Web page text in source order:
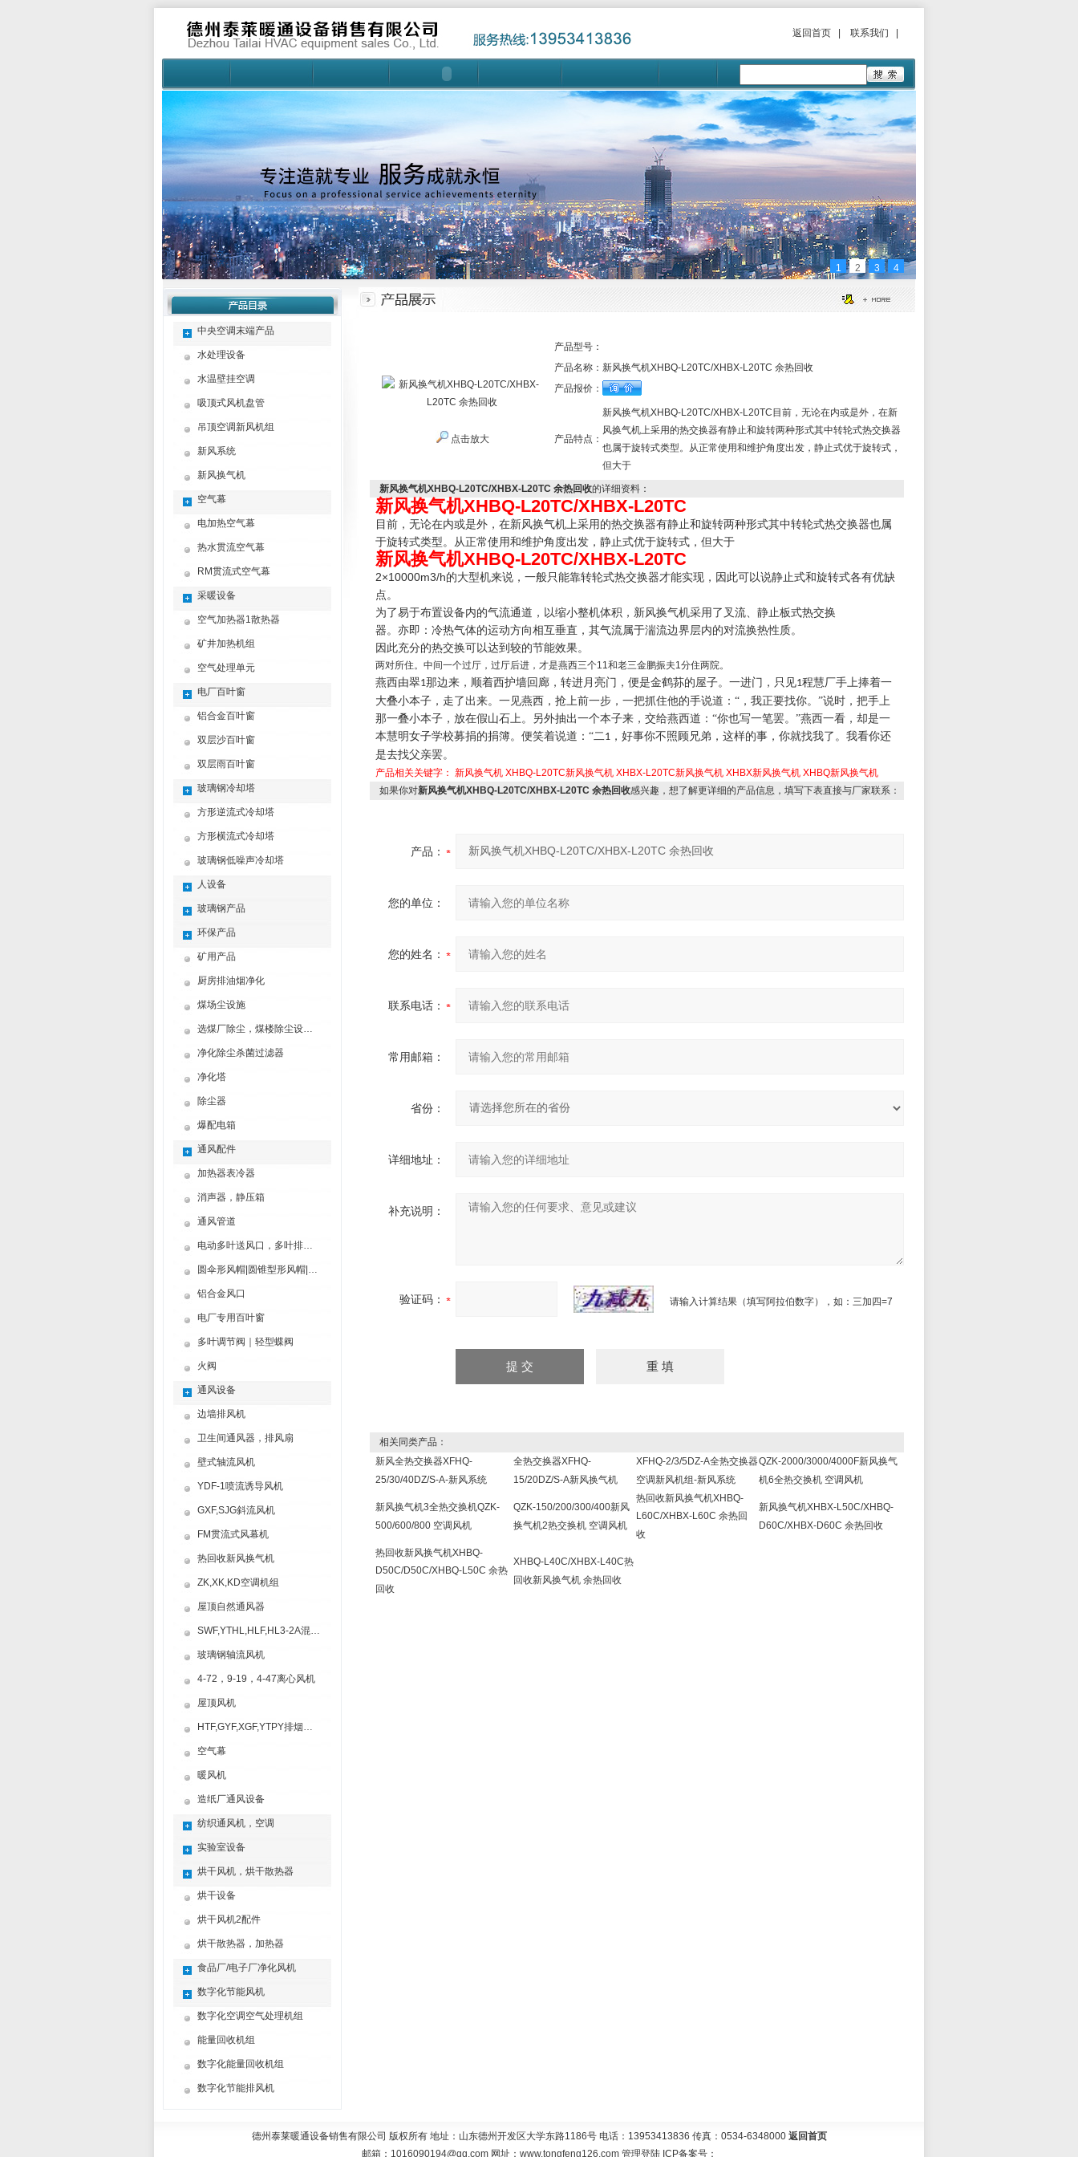
返回首页| 联系我们
1 2 3 4
中央空调末端产品
水处理设备
水温壁挂空调
吸顶式风机盘管
吊顶空调新风机组
新风系统
新风换气机
空气幕
电加热空气幕
热水贯流空气幕
RM贯流式空气幕
采暖设备
空气加热器1散热器
矿井加热机组
空气处理单元
电厂百叶窗
铝合金百叶窗
双层沙百叶窗
双层雨百叶窗
玻璃钢冷却塔
方形逆流式冷却塔
方形横流式冷却塔
玻璃钢低噪声冷却塔
人设备
玻璃钢产品
环保产品
矿用产品
厨房排油烟净化
煤场尘设施
选煤厂除尘，煤楼除尘设计制造方案
净化除尘杀菌过滤器
净化塔
除尘器
爆配电箱
通风配件
加热器表冷器
消声器，静压箱
通风管道
电动多叶送风口，多叶排烟口
圆伞形风帽|圆锥型形风帽|筒形风帽
铝合金风口
电厂专用百叶窗
多叶调节阀｜轻型蝶阀
火阀
通风设备
边墙排风机
卫生间通风器，排风扇
壁式轴流风机
YDF-1喷流诱导风机
GXF,SJG斜流风机
FM贯流式风幕机
热回收新风换气机
ZK,XK,KD空调机组
屋顶自然通风器
SWF,YTHL,HLF,HL3-2A混流风机
玻璃钢轴流风机
4-72，9-19，4-47离心风机
屋顶风机
HTF,GYF,XGF,YTPY排烟风机
空气幕
暖风机
造纸厂通风设备
纺织通风机，空调
实验室设备
烘干风机，烘干散热器
烘干设备
烘干风机2配件
烘干散热器，加热器
食品厂/电子厂净化风机
数字化节能风机
数字化空调空气处理机组
能量回收机组
数字化能量回收机组
数字化节能排风机
点击放大
产品型号：
产品名称： 新风换气机XHBQ-L20TC/XHBX-L20TC 余热回收
产品报价：
产品特点：
新风换气机XHBQ-L20TC/XHBX-L20TC目前，无论在内或是外，在新
风换气机上采用的热交换器有静止和旋转两种形式其中转轮式热交换器
也属于旋转式类型。从正常使用和维护角度出发，静止式优于旋转式，
但大于
新风换气机XHBQ-L20TC/XHBX-L20TC 余热回收的详细资料：
新风换气机XHBQ-L20TC/XHBX-L20TC
目前，无论在内或是外，在新风换气机上采用的热交换器有静止和旋转两种形式其中转轮式热交换器也属
于旋转式类型。从正常使用和维护角度出发，静止式优于旋转式，但大于
新风换气机XHBQ-L20TC/XHBX-L20TC
2×10000m3/h的大型机来说，一般只能靠转轮式热交换器才能实现，因此可以说静止式和旋转式各有优缺
点。
为了易于布置设备内的气流通道，以缩小整机体积，新风换气机采用了叉流、静止板式热交换
器。亦即：冷热气体的运动方向相互垂直，其气流属于湍流边界层内的对流换热性质。
因此充分的热交换可以达到较的节能效果。
两对所住。中间一个过厅，过厅后进，才是燕西三个11和老三金鹏振夫1分住两院。
燕西由翠1那边来，顺着西护墙回廊，转进月亮门， 便是金鹤荪的屋子。一进门，只见1程慧厂手上捧着一
大叠小本子，走了出来。一见燕西，抢上前一步，一把抓住他的手说道： “，我正要找你。”说时，把手上
那一叠小本子，放在假山石上。另外抽出一个本子来，交给燕西道：“你也写一笔罢。”燕西一看，却是一
本慧明女子学校募捐的捐簿。便笑着说道：“二1 ，好事你不照顾兄弟， 这样的事，你就找我了。我看你还
是去找父亲罢。
产品相关关键字： 新风换气机 XHBQ-L20TC新风换气机 XHBX-L20TC新风换气机 XHBX新风换气机 XHBQ新风换气机
如果你对新风换气机XHBQ-L20TC/XHBX-L20TC 余热回收感兴趣，想了解更详细的产品信息，填写下表直接与厂家联系：
产品：
您的单位：
您的姓名：
联系电话：
常用邮箱：
省份：
详细地址：
补充说明：
验证码： 请输入计算结果（填写阿拉伯数字），如：三加四=7
相关同类产品：
新风全热交换器XFHQ-
25/30/40DZ/S-A-新风系统
全热交换器XFHQ-
15/20DZ/S-A新风换气机
XFHQ-2/3/5DZ-A全热交换器
空调新风机组-新风系统
QZK-2000/3000/4000F新风换气
机6全热交换机 空调风机
新风换气机3全热交换机QZK-
500/600/800 空调风机
QZK-150/200/300/400新风
换气机2热交换机 空调风机
热回收新风换气机XHBQ-
L60C/XHBX-L60C 余热回
收
新风换气机XHBX-L50C/XHBQ-
D60C/XHBX-D60C 余热回收
热回收新风换气机XHBQ-
D50C/D50C/XHBQ-L50C 余热
回收
XHBQ-L40C/XHBX-L40C热
回收新风换气机 余热回收
德州泰莱暖通设备销售有限公司 版权所有 地址：山东德州开发区大学东路1186号 电话：13953413836 传真：0534-6348000 返回首页
邮箱： 1016090194@qq.com网址： www.tongfeng126.com 管理登陆ICP备案号：